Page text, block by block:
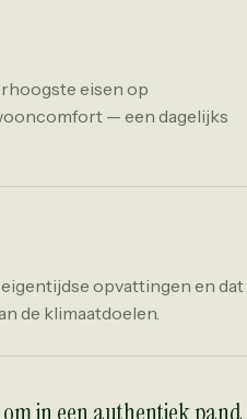
eisen op
— een dagelijks
opvattingen en dat
de klimaatdoelen.